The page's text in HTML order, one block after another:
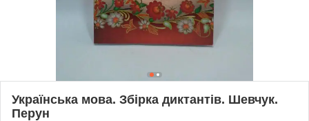
Українська мова. Збірка диктантів. Шевчук.
Перун